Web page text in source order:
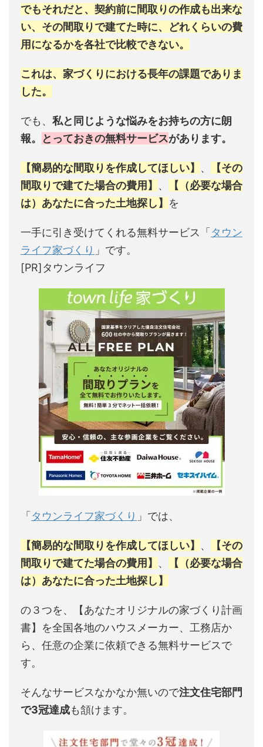
でもそれだと、契約前に間取りの作成も出来な
い、その間取りで建てた時に、どれくらいの費
用になるかを各社で比較できない。
これは、家づくりにおける長年の課題でありま
した。
でも、 私と同じような悩みをお持ちの方に朗
報。
とっておきの無料サービスがあります。
【簡易的な間取りを作成してほしい】 、
【その
間取りで建てた場合の費用】 、
【（必要な場合
は）あなたに合った土地探し】 を
一手に引き受けてくれる無料サービス「 タウン
ライフ家づくり 」です。
[PR]タウンライフ
「 タウンライフ家づくり 」では、
【簡易的な間取りを作成してほしい】 、
【その
間取りで建てた場合の費用】 、
【（必要な場合
は）あなたに合った土地探し】
の３つを、【あなたオリジナルの家づくり計画
書】を全国各地のハウスメーカー、工務店か
ら、任意の企業に依頼できる無料サービスで
す。
そんなサービスなかなか無いので注文住宅部門
で3冠達成も頷けます。